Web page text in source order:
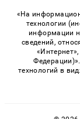
«На
технологии
информации
сведений,
технологий в